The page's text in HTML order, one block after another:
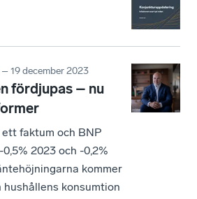
19 december 2023
fördjupas – nu
faktum och BNP
2023 och -0,2%
kommer
konsumtion